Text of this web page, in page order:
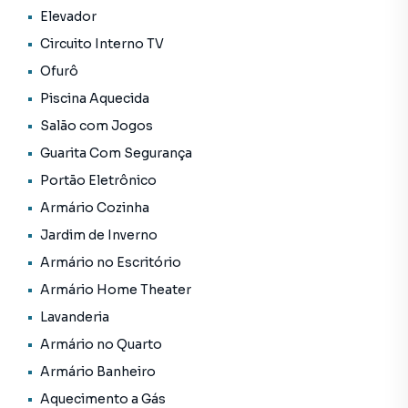
*1 Sofá
*2 Puffs de Cerâmica
*1 Mesa de Jantar
*1 Banco Baú
*1 Quadro Ímã p/ Temperos
*1 Coifa
*1 Máquina de Lavar-Louças
*2 Quadros da Sala
*1 Luminária Painel
*Áreas Comuns*
*Bicicletário
Elevador
Circuito Interno TV
Ofurô
Piscina Aquecida
Salão com Jogos
Guarita Com Segurança
Portão Eletrônico
Armário Cozinha
Jardim de Inverno
Armário no Escritório
Armário Home Theater
Lavanderia
Armário no Quarto
Armário Banheiro
Aquecimento a Gás